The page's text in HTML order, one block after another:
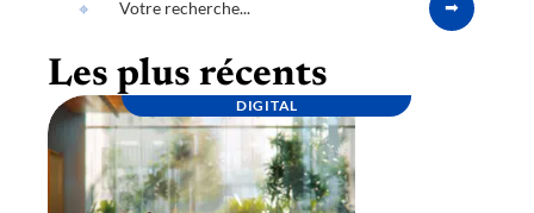
Les plus récents
DIGITAL